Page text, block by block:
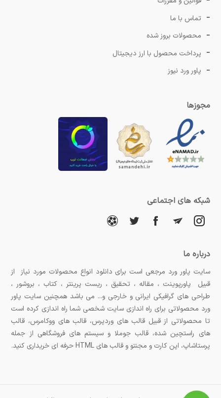
تماس با ما
محصولات بروز شده
پرداخت محصول با ارز دیجیتال
پاور ورد نیوز
مجوزها
شبکه های اجتماعی
درباره ما
سایت پاور ورد مرجعی است برای دانلود انواع محصولات مورد نیاز از
قبیل پاورپوینت ، مقاله ، تحقیق ، ریست پرینتر ، کتاب ، بروشور ،
طراحی های گرافیکی ایرانی و خارجی و... می باشد همچنین سایت پاور
ورد محصولاتی برای راه اندازی سایت شخصی شما راه اندازی کرده است
تا محصولاتی از قبیل قالب های وردپرس، قالب های ووکامرس، قالب
های راستچین شده، قالب جوملا و سیستم های فروشگاهی از جمله
پرستاشاپ، اپن کارت و مجنتو و قالب های HTML حرفه ای خریداری کنید.